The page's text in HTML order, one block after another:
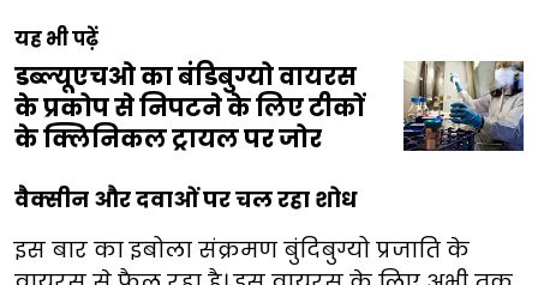
यह भी पढ़ें
डब्ल्यूएचओ का बंडिबुग्यो वायरस
के प्रकोप से निपटने के लिए टीकों
के क्लिनिकल ट्रायल पर जोर
वैक्सीन और दवाओं पर चल रहा शोध
इस बार का इबोला संक्रमण बुंदिबुग्यो प्रजाति के